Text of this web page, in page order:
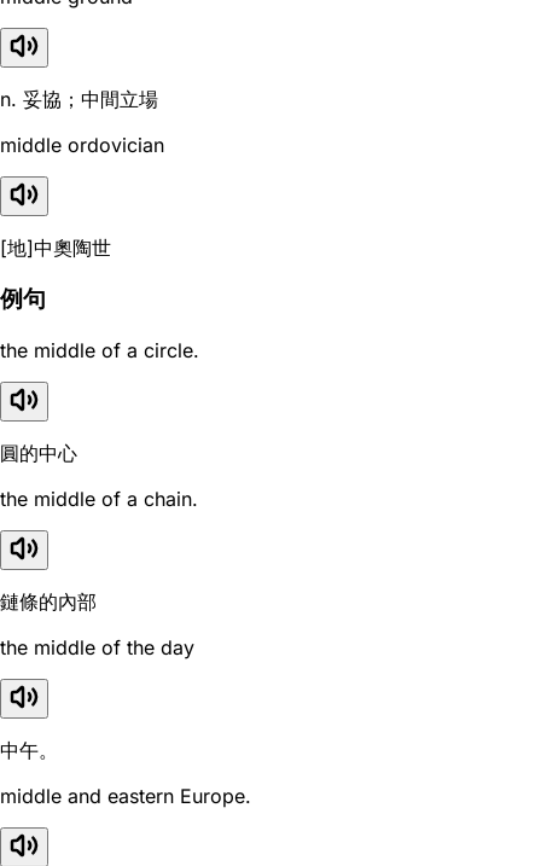
n. 妥協；中間立場
middle ordovician
[地]中奧陶世
例句
the middle of a circle.
圓的中心
the middle of a chain.
鏈條的內部
the middle of the day
中午。
middle and eastern Europe.